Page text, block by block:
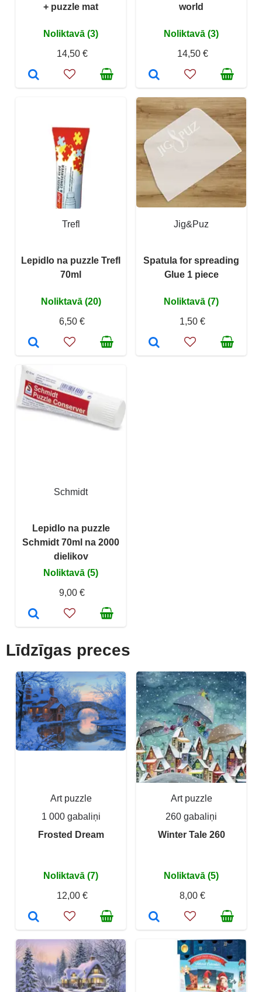
+ puzzle mat
Noliktavā (3)
14,50 €
world
Noliktavā (3)
14,50 €
Trefl
Lepidlo na puzzle Trefl
70ml
Noliktavā (20)
6,50 €
Jig&Puz
Spatula for spreading
Glue 1 piece
Noliktavā (7)
1,50 €
Schmidt
Lepidlo na puzzle
Schmidt 70ml na 2000
dielikov
Noliktavā (5)
9,00 €
Līdzīgas preces
Art puzzle
1 000 gabaliņi
Frosted Dream
Noliktavā (7)
12,00 €
Art puzzle
260 gabaliņi
Winter Tale 260
Noliktavā (5)
8,00 €